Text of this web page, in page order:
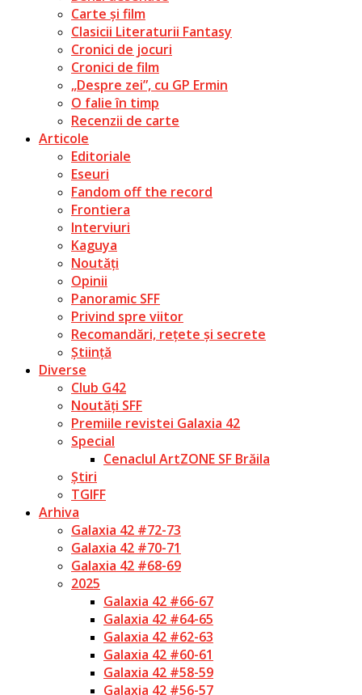
Carte și film
Clasicii Literaturii Fantasy
Cronici de jocuri
Cronici de film
„Despre zei”, cu GP Ermin
O falie în timp
Recenzii de carte
Articole
Editoriale
Eseuri
Fandom off the record
Frontiera
Interviuri
Kaguya
Noutăți
Opinii
Panoramic SFF
Privind spre viitor
Recomandări, rețete și secrete
Știință
Diverse
Club G42
Noutăți SFF
Premiile revistei Galaxia 42
Special
Cenaclul ArtZONE SF Brăila
Știri
TGIFF
Arhiva
Galaxia 42 #72-73
Galaxia 42 #70-71
Galaxia 42 #68-69
2025
Galaxia 42 #66-67
Galaxia 42 #64-65
Galaxia 42 #62-63
Galaxia 42 #60-61
Galaxia 42 #58-59
Galaxia 42 #56-57